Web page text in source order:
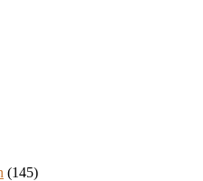
(145)